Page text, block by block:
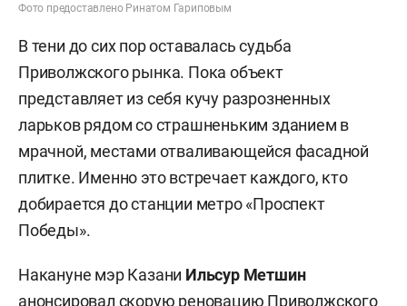
Фото предоставлено Ринатом Гариповым
В тени до сих пор оставалась судьба
Приволжского рынка. Пока объект
представляет из себя кучу разрозненных
ларьков рядом со страшненьким зданием в
мрачной, местами отваливающейся фасадной
плитке. Именно это встречает каждого, кто
добирается до станции метро «Проспект
Победы».
Накануне мэр Казани Ильсур Метшин
анонсировал скорую реновацию Приволжского